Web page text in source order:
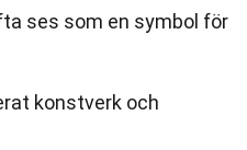
ses som en symbol för
konstverk och